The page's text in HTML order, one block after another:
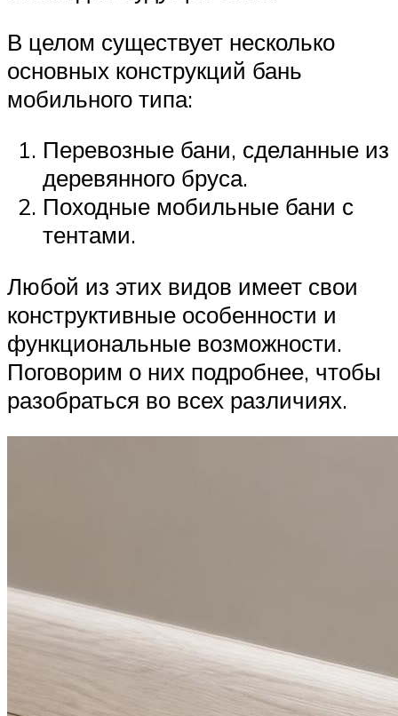
В целом существует несколько
основных конструкций бань
мобильного типа:
Перевозные бани, сделанные из
деревянного бруса.
Походные мобильные бани с
тентами.
Любой из этих видов имеет свои
конструктивные особенности и
функциональные возможности.
Поговорим о них подробнее, чтобы
разобраться во всех различиях.